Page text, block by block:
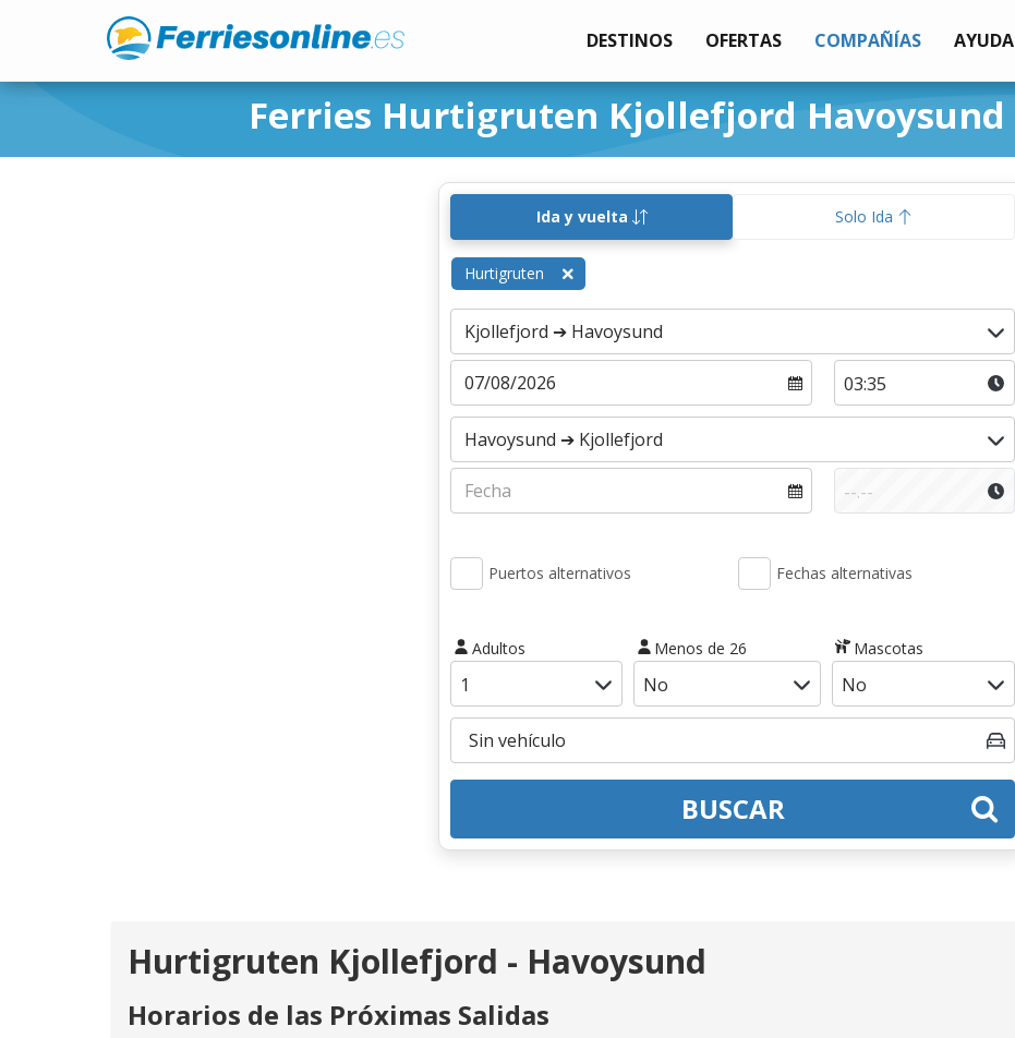
DESTINOS OFERTAS COMPAÑÍAS AYUDA
Ferries Hurtigruten Kjollefjord Havoysund
Ida y vuelta Solo Ida
Hurtigruten
Puertos alternativos Fechas alternativas
Adultos Menos de 26 Mascotas
BUSCAR
Hurtigruten Kjollefjord - Havoysund
Horarios de las Próximas Salidas